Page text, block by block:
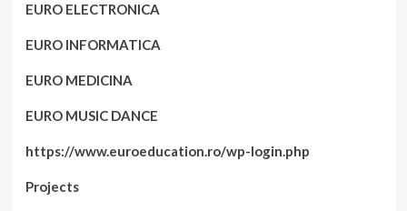
EURO ELECTRONICA
EURO INFORMATICA
EURO MEDICINA
EURO MUSIC DANCE
https://www.euroeducation.ro/wp-login.php
Projects